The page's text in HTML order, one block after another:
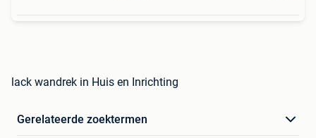
lack wandrek in Huis en Inrichting
Gerelateerde zoektermen